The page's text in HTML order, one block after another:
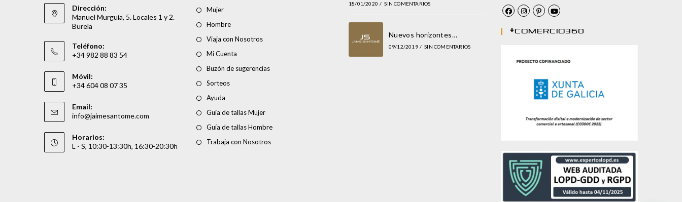
Dirección:
Manuel Murguía, 5. Locales 1 y 2.
Burela
Teléfono:
+34 982 88 83 54
Móvil:
+34 604 08 07 35
Email:
info@jaimesantome.com
Horarios:
L - S, 10:30-13:30h, 16:30-20:30h
Mujer
Hombre
Viaja con Nosotros
Mi Cuenta
Buzón de sugerencias
Sorteos
Ayuda
Guía de tallas Mujer
Guía de tallas Hombre
Trabaja con Nosotros
18/01/2020 / SIN COMENTARIOS
Nuevos horizontes…
09/12/2019 / SIN COMENTARIOS
#comercio360